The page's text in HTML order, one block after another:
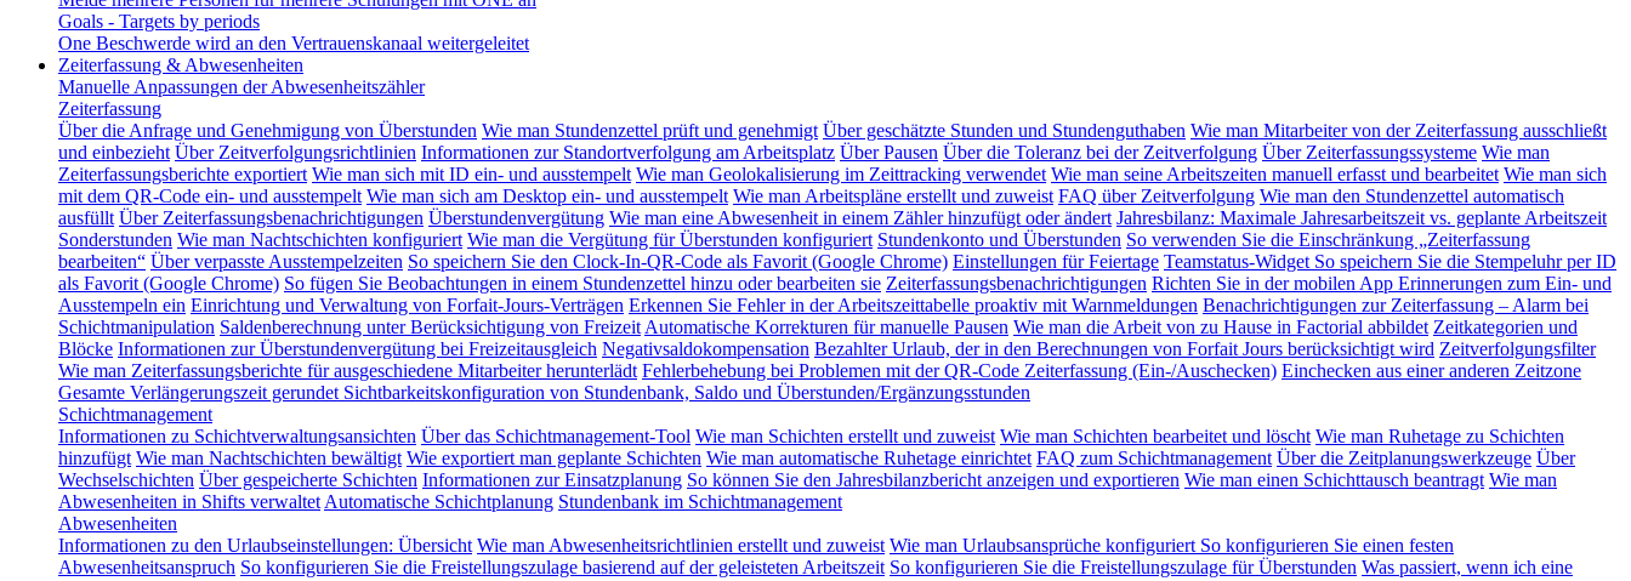
Goals - Targets by periods
One Beschwerde wird an den Vertrauenskanaal weitergeleitet
Zeiterfassung & Abwesenheiten
Manuelle Anpassungen der Abwesenheitszähler
Zeiterfassung
Über die Anfrage und Genehmigung von Überstunden Wie man Stundenzettel prüft und genehmigt Über geschätzte Stunden und Stundenguthaben Wie man Mitarbeiter von der Zeiterfassung ausschließt
und einbezieht Über Zeitverfolgungsrichtlinien Informationen zur Standortverfolgung am Arbeitsplatz Über Pausen Über die Toleranz bei der Zeitverfolgung Über Zeiterfassungssysteme Wie man
Zeiterfassungsberichte exportiert Wie man sich mit ID ein- und ausstempelt Wie man Geolokalisierung im Zeittracking verwendet Wie man seine Arbeitszeiten manuell erfasst und bearbeitet Wie man sich
mit dem QR-Code ein- und ausstempelt Wie man sich am Desktop ein- und ausstempelt Wie man Arbeitspläne erstellt und zuweist FAQ über Zeitverfolgung Wie man den Stundenzettel automatisch
ausfüllt Über Zeiterfassungsbenachrichtigungen Überstundenvergütung Wie man eine Abwesenheit in einem Zähler hinzufügt oder ändert Jahresbilanz: Maximale Jahresarbeitszeit vs. geplante Arbeitszeit
Sonderstunden Wie man Nachtschichten konfiguriert Wie man die Vergütung für Überstunden konfiguriert Stundenkonto und Überstunden So verwenden Sie die Einschränkung „Zeiterfassung
bearbeiten“ Über verpasste Ausstempelzeiten So speichern Sie den Clock-In-QR-Code als Favorit (Google Chrome) Einstellungen für Feiertage Teamstatus-Widget So speichern Sie die Stempeluhr per ID
als Favorit (Google Chrome) So fügen Sie Beobachtungen in einem Stundenzettel hinzu oder bearbeiten sie Zeiterfassungsbenachrichtigungen Richten Sie in der mobilen App Erinnerungen zum Ein- und
Ausstempeln ein Einrichtung und Verwaltung von Forfait-Jours-Verträgen Erkennen Sie Fehler in der Arbeitszeittabelle proaktiv mit Warnmeldungen Benachrichtigungen zur Zeiterfassung – Alarm bei
Schichtmanipulation Saldenberechnung unter Berücksichtigung von Freizeit Automatische Korrekturen für manuelle Pausen Wie man die Arbeit von zu Hause in Factorial abbildet Zeitkategorien und
Blöcke Informationen zur Überstundenvergütung bei Freizeitausgleich Negativsaldokompensation Bezahlter Urlaub, der in den Berechnungen von Forfait Jours berücksichtigt wird Zeitverfolgungsfilter
Wie man Zeiterfassungsberichte für ausgeschiedene Mitarbeiter herunterlädt Fehlerbehebung bei Problemen mit der QR-Code Zeiterfassung (Ein-/Auschecken) Einchecken aus einer anderen Zeitzone
Gesamte Verlängerungszeit gerundet Sichtbarkeitskonfiguration von Stundenbank, Saldo und Überstunden/Ergänzungsstunden
Schichtmanagement
Informationen zu Schichtverwaltungsansichten Über das Schichtmanagement-Tool Wie man Schichten erstellt und zuweist Wie man Schichten bearbeitet und löscht Wie man Ruhetage zu Schichten
hinzufügt Wie man Nachtschichten bewältigt Wie exportiert man geplante Schichten Wie man automatische Ruhetage einrichtet FAQ zum Schichtmanagement Über die Zeitplanungswerkzeuge Über
Wechselschichten Über gespeicherte Schichten Informationen zur Einsatzplanung So können Sie den Jahresbilanzbericht anzeigen und exportieren Wie man einen Schichttausch beantragt Wie man
Abwesenheiten in Shifts verwaltet Automatische Schichtplanung Stundenbank im Schichtmanagement
Abwesenheiten
Informationen zu den Urlaubseinstellungen: Übersicht Wie man Abwesenheitsrichtlinien erstellt und zuweist Wie man Urlaubsansprüche konfiguriert So konfigurieren Sie einen festen
Abwesenheitsanspruch So konfigurieren Sie die Freistellungszulage basierend auf der geleisteten Arbeitszeit So konfigurieren Sie die Freistellungszulage für Überstunden Was passiert, wenn ich eine